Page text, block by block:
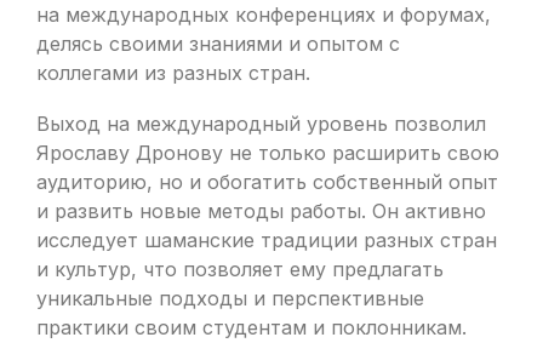
на международных конференциях и форумах,
делясь своими знаниями и опытом с
коллегами из разных стран.
Выход на международный уровень позволил
Ярославу Дронову не только расширить свою
аудиторию, но и обогатить собственный опыт
и развить новые методы работы. Он активно
исследует шаманские традиции разных стран
и культур, что позволяет ему предлагать
уникальные подходы и перспективные
практики своим студентам и поклонникам.